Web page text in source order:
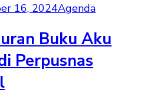
16, 2024Agenda
Buku Aku
Perpusnas